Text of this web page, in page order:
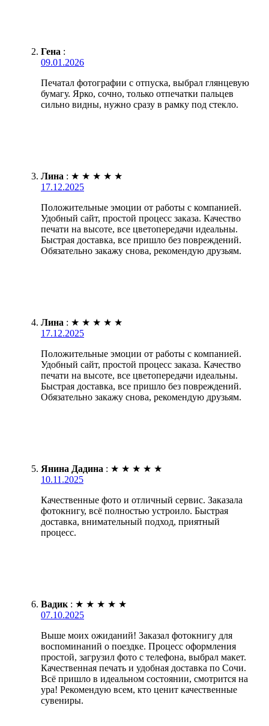
Гена :
09.01.2026
Печатал фотографии с отпуска, выбрал глянцевую
бумагу. Ярко, сочно, только отпечатки пальцев
сильно видны, нужно сразу в рамку под стекло.
Лина : ★ ★ ★ ★ ★
17.12.2025
Положительные эмоции от работы с компанией.
Удобный сайт, простой процесс заказа. Качество
печати на высоте, все цветопередачи идеальны.
Быстрая доставка, все пришло без повреждений.
Обязательно закажу снова, рекомендую друзьям.
Лина : ★ ★ ★ ★ ★
17.12.2025
Положительные эмоции от работы с компанией.
Удобный сайт, простой процесс заказа. Качество
печати на высоте, все цветопередачи идеальны.
Быстрая доставка, все пришло без повреждений.
Обязательно закажу снова, рекомендую друзьям.
Янина Дадина : ★ ★ ★ ★ ★
10.11.2025
Качественные фото и отличный сервис. Заказала
фотокнигу, всё полностью устроило. Быстрая
доставка, внимательный подход, приятный
процесс.
Вадик : ★ ★ ★ ★ ★
07.10.2025
Выше моих ожиданий! Заказал фотокнигу для
воспоминаний о поездке. Процесс оформления
простой, загрузил фото с телефона, выбрал макет.
Качественная печать и удобная доставка по Сочи.
Всё пришло в идеальном состоянии, смотрится на
ура! Рекомендую всем, кто ценит качественные
сувениры.